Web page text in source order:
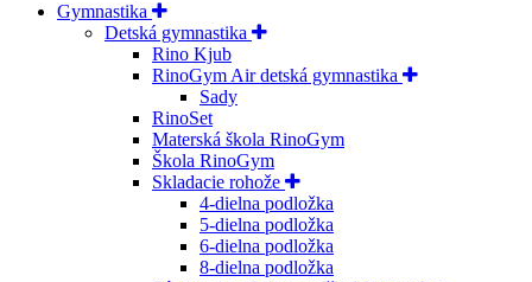
Gymnastika
Detská gymnastika
Rino Kjub
RinoGym Air detská gymnastika
Sady
RinoSet
Materská škola RinoGym
Škola RinoGym
Skladacie rohože
4-dielna podložka
5-dielna podložka
6-dielna podložka
8-dielna podložka